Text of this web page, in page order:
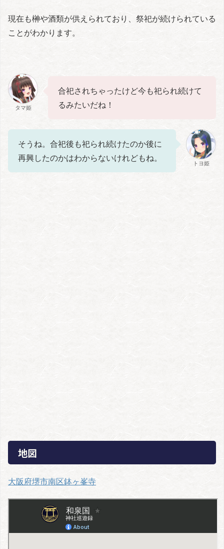
現在も榊や酒類が供えられており、祭祀が続けられている
ことがわかります。
タマ姫
合祀されちゃったけど今も祀られ続けて
るみたいだね！
そうね。合祀後も祀られ続けたのか後に
再興したのかはわからないけれどもね。
トヨ姫
地図
大阪府堺市南区鉢ヶ峯寺